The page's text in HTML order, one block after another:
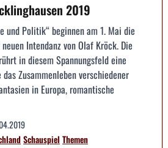
2019
und Politik“ beginnen am 1. Mai die
Intendanz von Olaf Kröck. Die
in diesem Spannungsfeld eine
Zusammenleben verschiedener
in Europa, romantische
Schauspiel Themen